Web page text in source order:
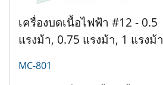
เครื่องบดเนื้อไฟฟ้า #12 - 0.5
แรงม้า, 0.75 แรงม้า, 1 แรงม้า
MC-801